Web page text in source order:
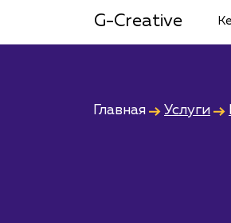
G-Creative
Главная Услуги